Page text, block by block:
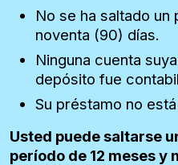
No se ha saltado un
noventa (90) días.
Ninguna cuenta
depósito fue
Su préstamo no
Usted puede saltarse
período de 12 meses y